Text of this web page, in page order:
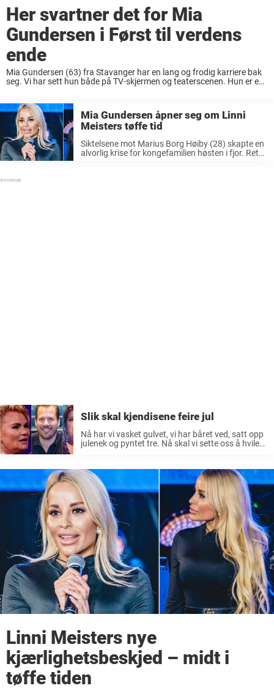
Her svartner det for Mia
Gundersen i Først til verdens
ende
Mia Gundersen (63) fra Stavanger har en lang og frodig karriere bak
seg. Vi har sett hun både på TV-skjermen og teaterscenen. Hun er en
Mia Gundersen åpner seg om Linni
Meisters tøffe tid
Siktelsene mot Marius Borg Høiby (28) skapte en
alvorlig krise for kongefamilien høsten i fjor. Rett
Slik skal kjendisene feire jul
Nå har vi vasket gulvet, vi har båret ved, satt opp
julenek og pyntet tre. Nå skal vi sette oss å hvile
Linni Meisters nye
kjærlighetsbeskjed – midt i
tøffe tiden